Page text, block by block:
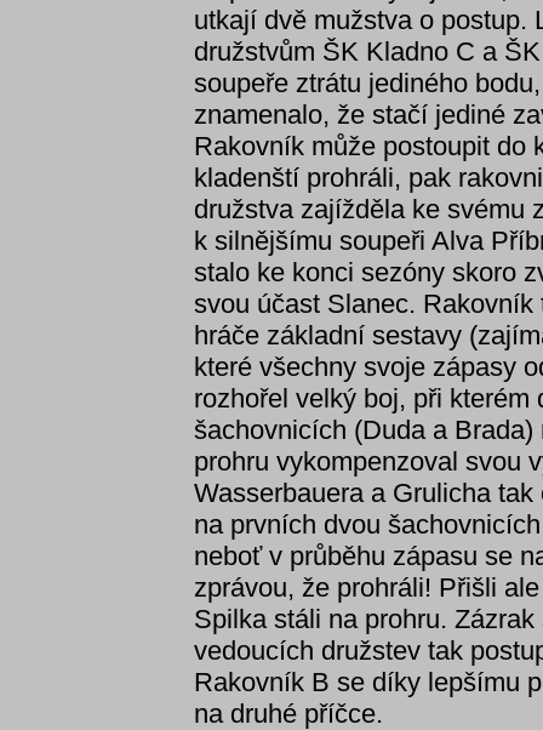
utkají dvě mužstva o postup.
družstvům ŠK Kladno C a
soupeře ztrátu jediného
znamenalo, že stačí jediné
Rakovník může postoupit do
kladenští prohráli, pak
družstva zajížděla ke svému
k silnějšímu soupeři Alva
stalo ke konci sezóny skoro
svou účast Slanec.
hráče základní sestavy
které všechny svoje zápasy
rozhořel velký boj, při
šachovnicích (Duda a
prohru vykompenzoval svou
Wasserbauera a Grulicha
na prvních dvou
neboť v průběhu zápasu se
zprávou, že prohráli! Přišli
Spilka stáli na prohru.
vedoucích družstev tak
Rakovník B se díky lepšímu
na druhé příčce.